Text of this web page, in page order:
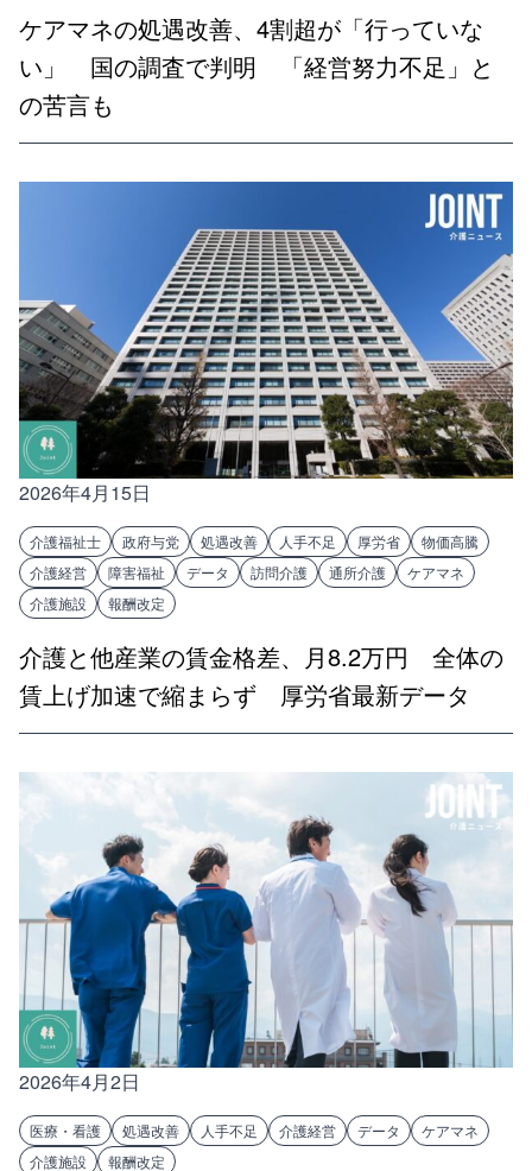
ケアマネの処遇改善、4割超が「行っていな
い」 国の調査で判明 「経営努力不足」と
の苦言も
2026年4月15日
介護福祉士 政府与党 処遇改善 人手不足 厚労省
物価高騰
介護経営
障害福祉 データ 訪問介護 通所介護
ケアマネ
介護施設
報酬改定
介護と他産業の賃金格差、月8.2万円 全体の
賃上げ加速で縮まらず 厚労省最新データ
2026年4月2日
医療・看護 処遇改善 人手不足 介護経営 データ
ケアマネ
介護施設
報酬改定